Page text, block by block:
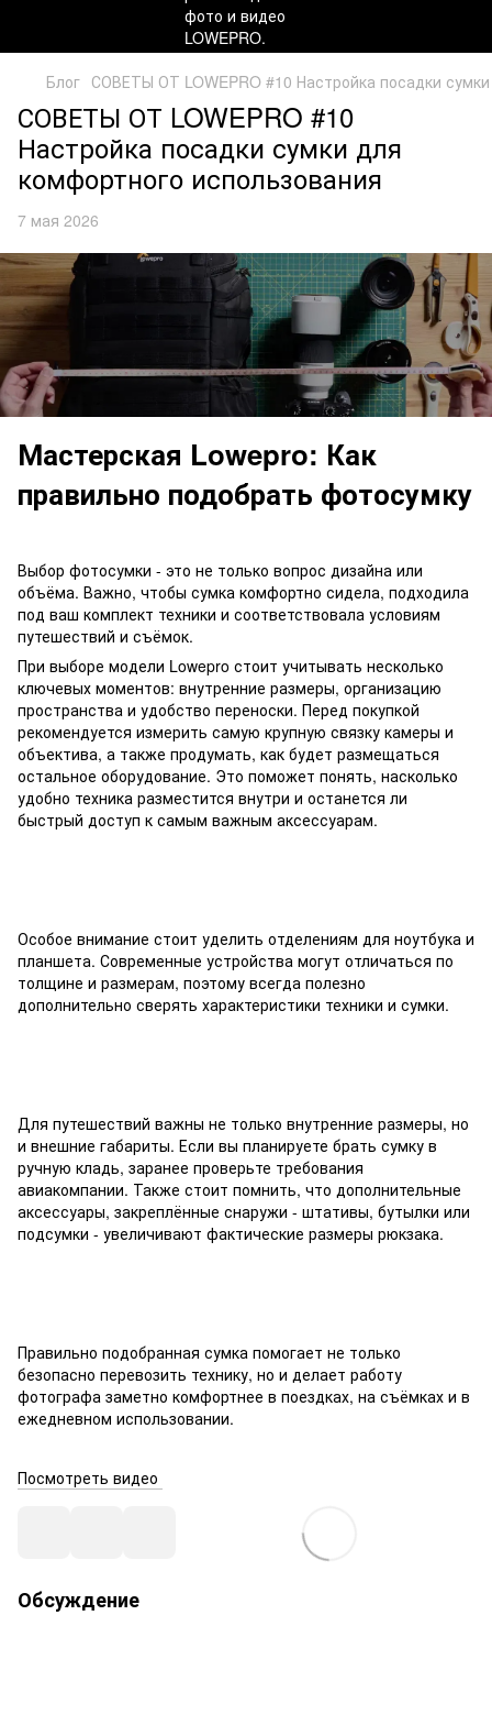
Блог СОВЕТЫ ОТ LOWEPRO #10 Настройка посадки
СОВЕТЫ ОТ LOWEPRO #10
Настройка посадки сумки для
комфортного использования
7 мая 2026
Мастерская Lowepro: Как
правильно подобрать фотосумку
Выбор фотосумки - это не только вопрос дизайна или
объёма. Важно, чтобы сумка комфортно сидела, подходила
под ваш комплект техники и соответствовала условиям
путешествий и съёмок.
При выборе модели Lowepro стоит учитывать несколько
ключевых моментов: внутренние размеры, организацию
пространства и удобство переноски. Перед покупкой
рекомендуется измерить самую крупную связку камеры и
объектива, а также продумать, как будет размещаться
остальное оборудование. Это поможет понять, насколько
удобно техника разместится внутри и останется ли
быстрый доступ к самым важным аксессуарам.
Особое внимание стоит уделить отделениям для ноутбука и
планшета. Современные устройства могут отличаться по
толщине и размерам, поэтому всегда полезно
дополнительно сверять характеристики техники и сумки.
Для путешествий важны не только внутренние размеры, но
и внешние габариты. Если вы планируете брать сумку в
ручную кладь, заранее проверьте требования
авиакомпании. Также стоит помнить, что дополнительные
аксессуары, закреплённые снаружи - штативы, бутылки или
подсумки - увеличивают фактические размеры рюкзака.
Правильно подобранная сумка помогает не только
безопасно перевозить технику, но и делает работу
фотографа заметно комфортнее в поездках, на съёмках и в
ежедневном использовании.
Посмотреть видео
Обсуждение